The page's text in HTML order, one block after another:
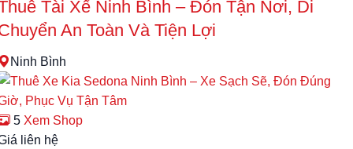
Tài Xế Ninh Bình – Đón Tận Nơi, Di
An Toàn Và Tiện Lợi
Ninh Bình
5 Xem Shop
liên hệ